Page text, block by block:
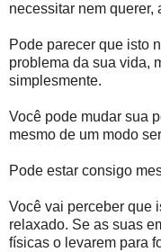
necessitar nem querer,
Pode parecer que isto
problema da sua vida,
simplesmente.
Você pode mudar sua
mesmo de um modo
Pode estar consigo
Você vai perceber que
relaxado. Se as suas
físicas o levarem para